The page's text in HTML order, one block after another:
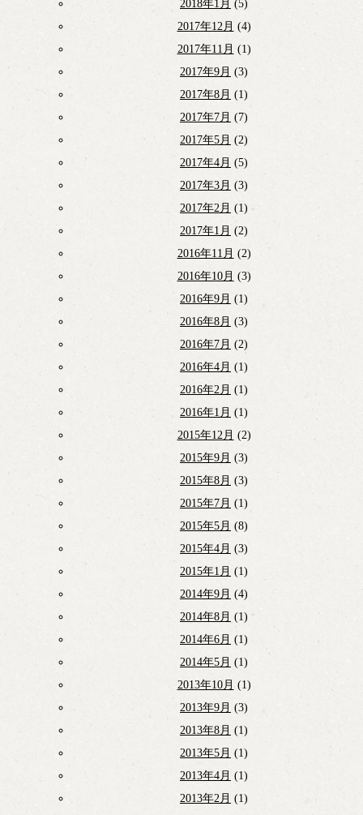
2018年1月 (5)
2017年12月 (4)
2017年11月 (1)
2017年9月 (3)
2017年8月 (1)
2017年7月 (7)
2017年5月 (2)
2017年4月 (5)
2017年3月 (3)
2017年2月 (1)
2017年1月 (2)
2016年11月 (2)
2016年10月 (3)
2016年9月 (1)
2016年8月 (3)
2016年7月 (2)
2016年4月 (1)
2016年2月 (1)
2016年1月 (1)
2015年12月 (2)
2015年9月 (3)
2015年8月 (3)
2015年7月 (1)
2015年5月 (8)
2015年4月 (3)
2015年1月 (1)
2014年9月 (4)
2014年8月 (1)
2014年6月 (1)
2014年5月 (1)
2013年10月 (1)
2013年9月 (3)
2013年8月 (1)
2013年5月 (1)
2013年4月 (1)
2013年2月 (1)